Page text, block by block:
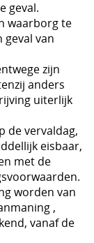
geval.
waarborg te
geval van
zijn
anders
uiterlijk
de vervaldag,
eisbaar,
met de
worden van
,
vanaf de